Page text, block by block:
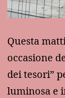
Questa
occasione
dei tesori”
luminosa e